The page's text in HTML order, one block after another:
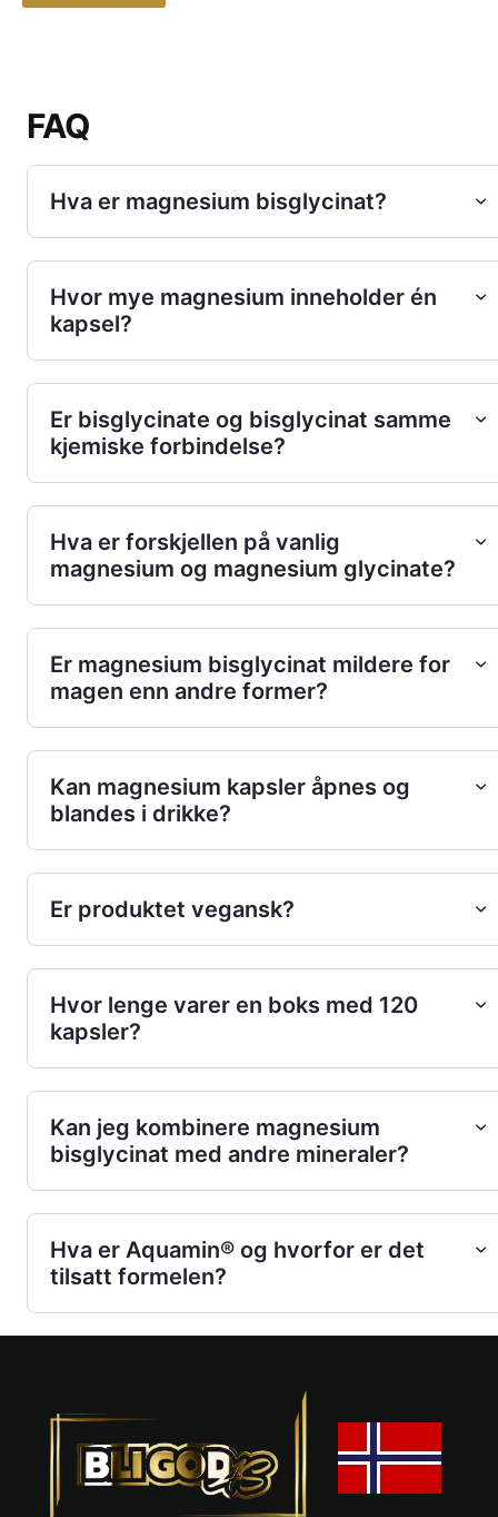
kr 205.00.
FAQ
Hva er magnesium bisglycinat?
Hvor mye magnesium inneholder én
kapsel?
Er bisglycinate og bisglycinat samme
kjemiske forbindelse?
Hva er forskjellen på vanlig
magnesium og magnesium glycinate?
Er magnesium bisglycinat mildere for
magen enn andre former?
Kan magnesium kapsler åpnes og
blandes i drikke?
Er produktet vegansk?
Hvor lenge varer en boks med 120
kapsler?
Kan jeg kombinere magnesium
bisglycinat med andre mineraler?
Hva er Aquamin® og hvorfor er det
tilsatt formelen?